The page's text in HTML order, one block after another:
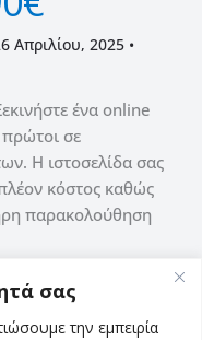
σας
την εμπειρία
Απριλίου, 2025 •
ένα online
πρώτοι σε
Η ιστοσελίδα σας
κόστος καθώς
παρακολούθηση